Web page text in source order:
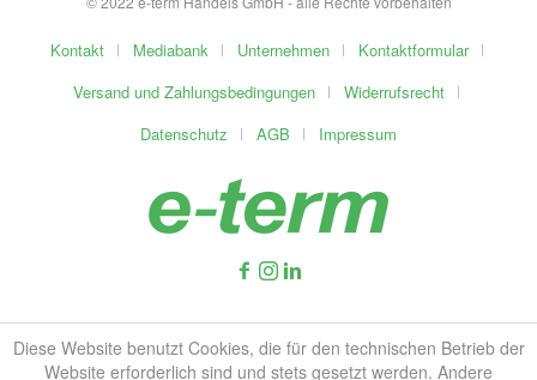
Kontakt Mediabank Unternehmen
Kontaktformular
Versand und Zahlungsbedingungen
Widerrufsrecht
Datenschutz
AGB Impressum
Diese Website benutzt Cookies, die für den technischen Betrieb der
Website erforderlich sind und stets gesetzt werden. Andere